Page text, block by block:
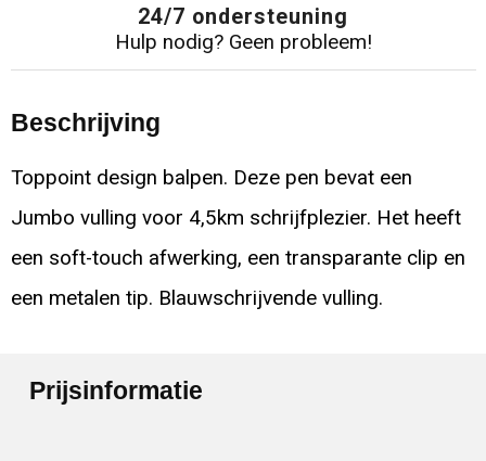
24/7 ondersteuning
Hulp nodig? Geen probleem!
Beschrijving
Toppoint design balpen. Deze pen bevat een
Jumbo vulling voor 4,5km schrijfplezier. Het heeft
een soft-touch afwerking, een transparante clip en
een metalen tip. Blauwschrijvende vulling.
Prijsinformatie